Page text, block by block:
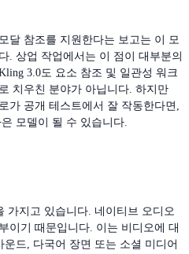
달 참조를 지원한다는 보고는 이 모
. 상업 작업에서는 이 점이 대부분의
3.0도 요소 참조 및 일관성 워크
치우친 분야가 아닙니다. 하지만
가 공개 테스트에서 잘 작동한다면,
모델이 될 수 있습니다.
가지고 있습니다. 네이티브 오디오
이기 때문입니다. 이는 비디오에 대
드, 다국어 장면 또는 소셜 미디어